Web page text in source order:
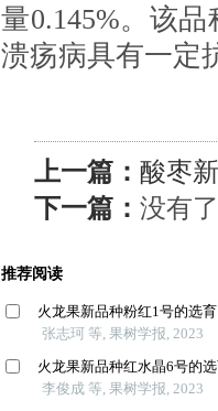
量0.145%。该品
溃疡病具有一定
上一篇： 酸枣
下一篇： 没有